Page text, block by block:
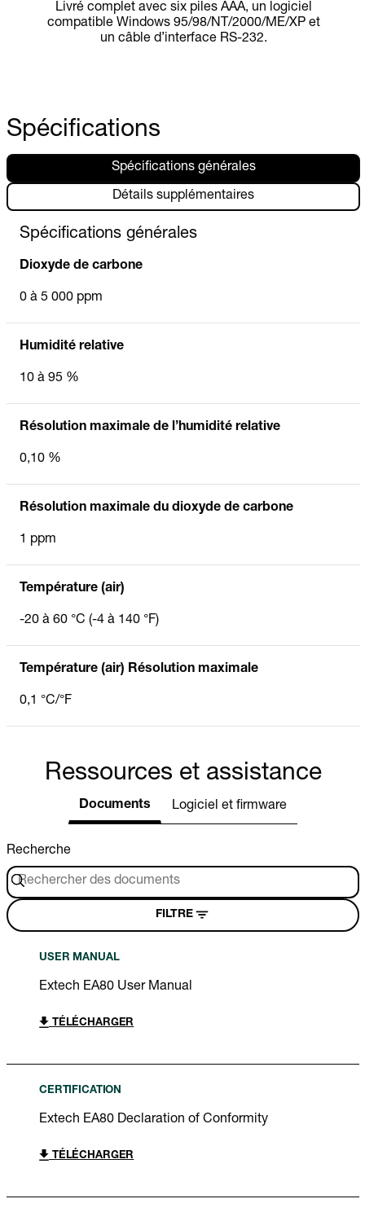
Livré complet avec six piles AAA, un logiciel
compatible Windows 95/98/NT/2000/ME/XP et
un câble d’interface RS-232.
Spécifications
Spécifications générales
Détails supplémentaires
Spécifications générales
Dioxyde de carbone
0 à 5 000 ppm
Humidité relative
10 à 95 %
Résolution maximale de l’humidité relative
0,10 %
Résolution maximale du dioxyde de carbone
1 ppm
Température (air)
-20 à 60 °C (-4 à 140 °F)
Température (air) Résolution maximale
0,1 °C/°F
Ressources et assistance
Documents Logiciel et firmware
Recherche
FILTRE
USER MANUAL
Extech EA80 User Manual
TÉLÉCHARGER
CERTIFICATION
Extech EA80 Declaration of Conformity
TÉLÉCHARGER